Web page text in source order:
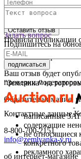
Оставить отзыв
Правила публикации
Спасибо, что решили
Ваш отзыв будет
проверки
Обратите внимание,
написанные
содержащие
не относящиеся
конкретного
рекламного
Задать вопрос
Подпишитесь на
подписаться
"Землянка" на
Контактные данные
8-800-700-2151
info@zemlyanka-v.ru
об интернет-магазине